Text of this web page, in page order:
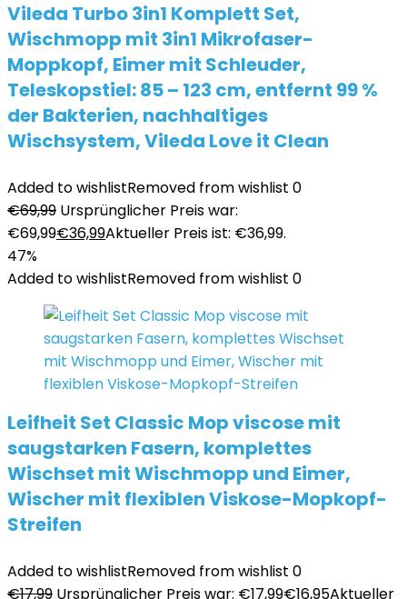
Vileda Turbo 3in1 Komplett Set,
Wischmopp mit 3in1 Mikrofaser-
Moppkopf, Eimer mit Schleuder,
Teleskopstiel: 85 – 123 cm, entfernt 99 %
der Bakterien, nachhaltiges
Wischsystem, Vileda Love it Clean
Added to wishlistRemoved from wishlist 0
€69,99 Ursprünglicher Preis war:
€69,99€36,99Aktueller Preis ist: €36,99.
47%
Added to wishlistRemoved from wishlist 0
Leifheit Set Classic Mop viscose mit
saugstarken Fasern, komplettes
Wischset mit Wischmopp und Eimer,
Wischer mit flexiblen Viskose-Mopkopf-
Streifen
Added to wishlistRemoved from wishlist 0
€17,99 Ursprünglicher Preis war: €17,99€16,95Aktueller